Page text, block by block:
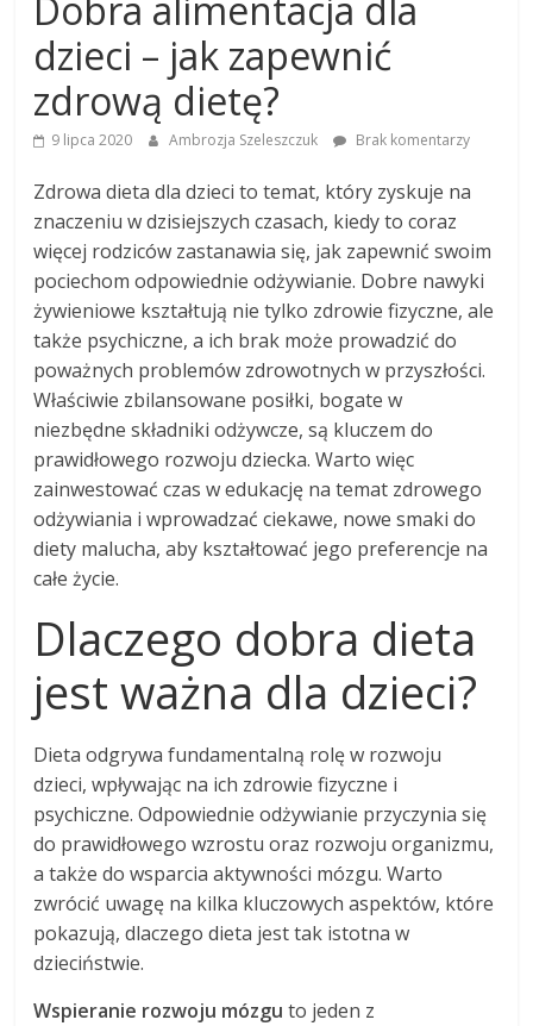
Dobra alimentacja dla
dzieci – jak zapewnić
zdrową dietę?
9 lipca 2020 Ambrozja Szeleszczuk Brak komentarzy
Zdrowa dieta dla dzieci to temat, który zyskuje na
znaczeniu w dzisiejszych czasach, kiedy to coraz
więcej rodziców zastanawia się, jak zapewnić swoim
pociechom odpowiednie odżywianie. Dobre nawyki
żywieniowe kształtują nie tylko zdrowie fizyczne, ale
także psychiczne, a ich brak może prowadzić do
poważnych problemów zdrowotnych w przyszłości.
Właściwie zbilansowane posiłki, bogate w
niezbędne składniki odżywcze, są kluczem do
prawidłowego rozwoju dziecka. Warto więc
zainwestować czas w edukację na temat zdrowego
odżywiania i wprowadzać ciekawe, nowe smaki do
diety malucha, aby kształtować jego preferencje na
całe życie.
Dlaczego dobra dieta
jest ważna dla dzieci?
Dieta odgrywa fundamentalną rolę w rozwoju
dzieci, wpływając na ich zdrowie fizyczne i
psychiczne. Odpowiednie odżywianie przyczynia się
do prawidłowego wzrostu oraz rozwoju organizmu,
a także do wsparcia aktywności mózgu. Warto
zwrócić uwagę na kilka kluczowych aspektów, które
pokazują, dlaczego dieta jest tak istotna w
dzieciństwie.
Wspieranie rozwoju mózgu to jeden z